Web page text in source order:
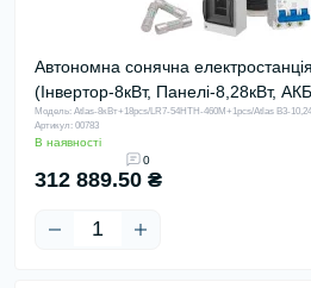
Автономна сонячна
(Інвертор-8кВт, Панелі-8,28кВт,
Модель: Atlas-8кВт+18pcs/LR7-54HTH-460M+1pcs/Atlas B3-
Артикул: 00783
В наявності
0
312 889.50 ₴